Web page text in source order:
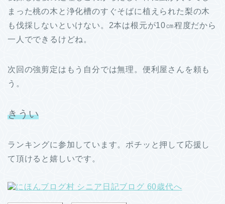
まった桃の木と浄化槽のすぐそばに植えられた梨の木
も伐採しないといけない。2本は根元が10㎝程度だから
一人でできるけどね。
次回の強剪定はもう自分では無理。便利屋さんを頼も
う。
きうい
ランキングに参加しています。ポチッと押して応援し
て頂けると嬉しいです。